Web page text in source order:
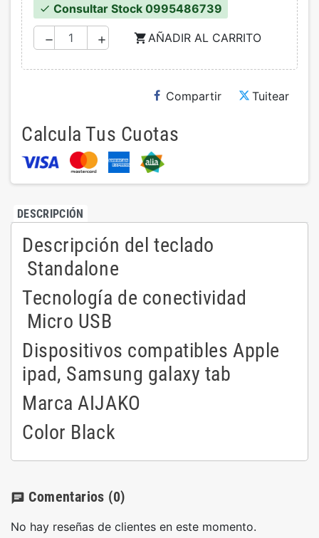
check Consultar Stock 0995486739
remove add shopping_cart AÑADIR AL CARRITO
Compartir Tuitear
Calcula Tus Cuotas
DESCRIPCIÓN
Descripción del teclado
Standalone
Tecnología de conectividad
Micro USB
Dispositivos compatibles Apple
ipad, Samsung galaxy tab
Marca AIJAKO
Color Black
chat Comentarios (0)
No hay reseñas de clientes en este momento.